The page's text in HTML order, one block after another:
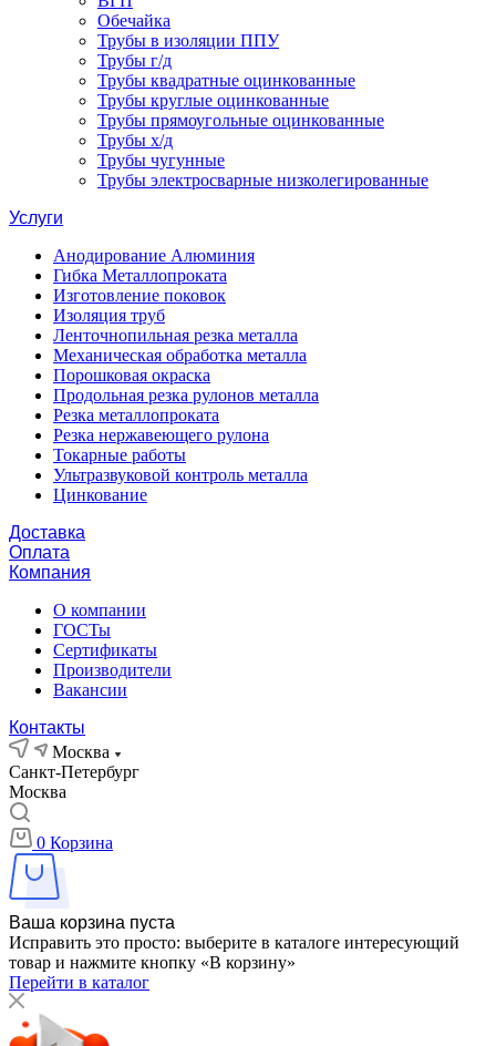
Обечайка
Трубы в изоляции ППУ
Трубы г/д
Трубы квадратные оцинкованные
Трубы круглые оцинкованные
Трубы прямоугольные оцинкованные
Трубы х/д
Трубы чугунные
Трубы электросварные низколегированные
Услуги
Анодирование Алюминия
Гибка Металлопроката
Изготовление поковок
Изоляция труб
Ленточнопильная резка металла
Механическая обработка металла
Порошковая окраска
Продольная резка рулонов металла
Резка металлопроката
Резка нержавеющего рулона
Токарные работы
Ультразвуковой контроль металла
Цинкование
Доставка
Оплата
Компания
О компании
ГОСТы
Сертификаты
Производители
Вакансии
Контакты
Москва
Санкт-Петербург
Москва
0 Корзина
Ваша корзина пуста
Исправить это просто: выберите в каталоге интересующий
товар и нажмите кнопку «В корзину»
Перейти в каталог